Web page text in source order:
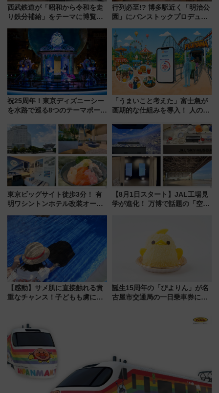
西武鉄道が「昭和から令和を走
り鉄分補給」をテーマに博覧会
14日から 新車両「トキイロ」体
験ブースも アクセスや申込方法
行列必至!? 博多駅近く「明治公
園」にパンストックプロデュー
オープン 秋からはビストロ営業
も！
祝25周年！東京ディズニーシー
を水路で巡る8つのテーマポート
「うまいこと考えた」富士急が
画期的な仕組みを導入！ 人のか
ん」始動
東京ビッグサイト徒歩3分！ 有
明ワシントンホテル改装オープ
客室」や海鮮丼が人気の朝食ビ
ュッフェを現地レポ
【8月1日スタート】JAL工場見
学が進化！ 万博で話題の「空飛
【感動】サメ肌に直接触れる貴
重なチャンス！子どもも虜にな
み限定企画】
誕生15周年の「ぴよりん」が名
古屋市交通局の一日乗車券に！